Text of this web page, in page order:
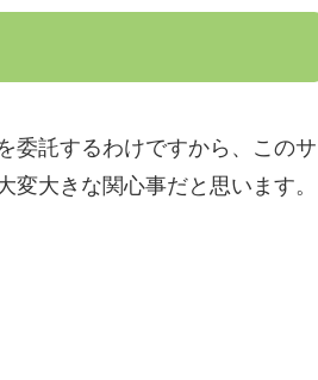
委託するわけですから、このサ
大きな関心事だと思います。